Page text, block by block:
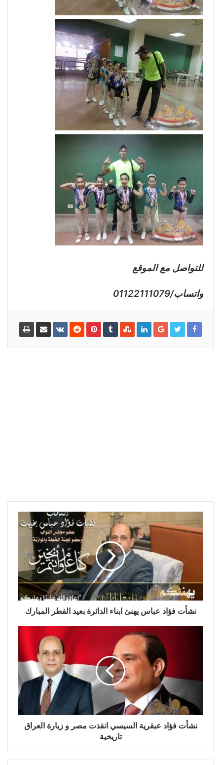
للتواصل مع الموقع
واتساب/01122111079
نشأت فؤاد عباس يهنئ ابناء الدائرة بعيد الفطر المبارك
نشأت فؤاد عبقرية السيسي انقذت مصر و زيارة العراق
تاريخية